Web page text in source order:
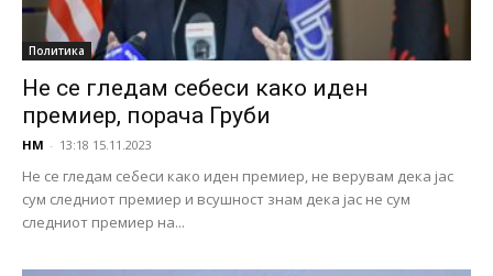
Политика
Не се гледам себеси како иден
премиер, порача Груби
НМ - 13:18 15.11.2023
Не се гледам себеси како иден премиер, не верувам дека јас
сум следниот премиер и всушност знам дека јас не сум
следниот премиер на...